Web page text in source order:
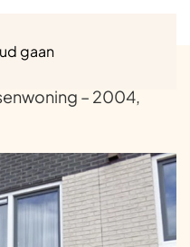
gaan
– 2004,